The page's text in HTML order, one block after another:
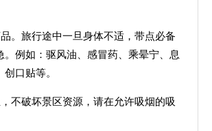
。旅行途中一旦身体不适，带点必备
。例如：驱风油、感冒药、乘晕宁、息
口贴等。
不破坏景区资源，请在允许吸烟的吸